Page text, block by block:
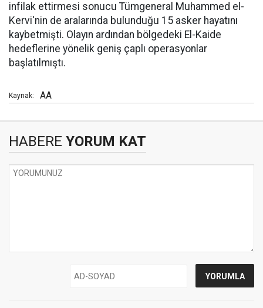
infilak ettirmesi sonucu Tümgeneral Muhammed el-
Kervi'nin de aralarında bulunduğu 15 asker hayatını
kaybetmişti. Olayın ardından bölgedeki El-Kaide
hedeflerine yönelik geniş çaplı operasyonlar
başlatılmıştı.
Kaynak: AA
HABERE YORUM KAT